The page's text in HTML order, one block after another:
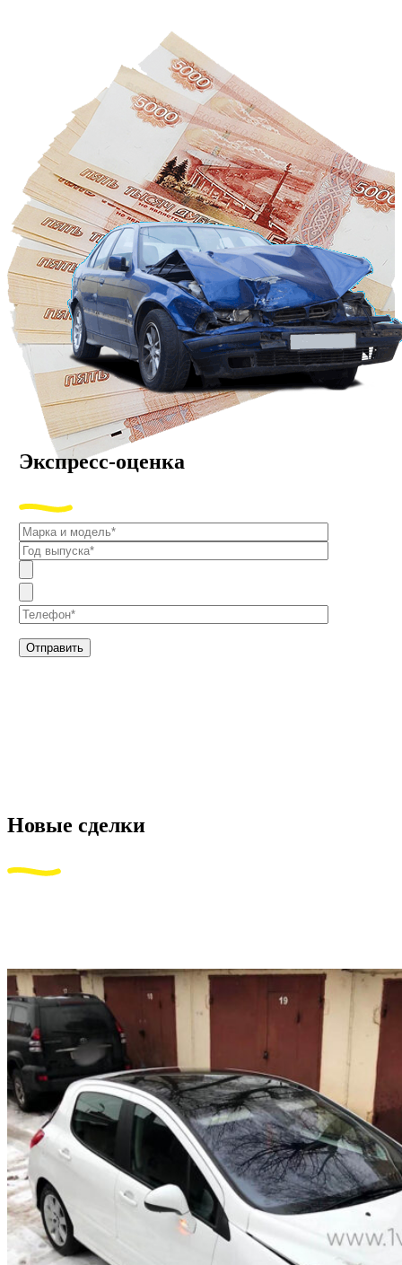
Экспресс-оценка
Новые сделки